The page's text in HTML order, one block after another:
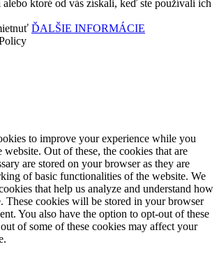
ktoré od vás získali, keď ste používali ich
ĎALŠIE INFORMÁCIE
to improve your experience while you
website. Out of these, the cookies that are
are stored on your browser as they are
of basic functionalities of the website. We
that help us analyze and understand how
These cookies will be stored in your browser
You also have the option to opt-out of these
of some of these cookies may affect your